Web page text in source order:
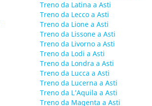
Treno da Latina a Asti
Treno da Lecco a Asti
Treno da Lione a Asti
Treno da Lissone a Asti
Treno da Livorno a Asti
Treno da Lodi a Asti
Treno da Londra a Asti
Treno da Lucca a Asti
Treno da Lucerna a Asti
Treno da L’Aquila a Asti
Treno da Magenta a Asti